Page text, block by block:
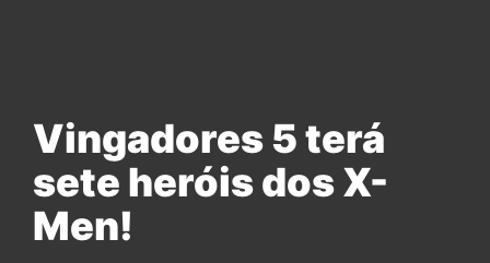
Vingadores 5 terá
sete heróis dos X-
Men!